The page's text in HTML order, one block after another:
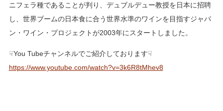
ニフェラ種であることが判り、デュブルデュー教授を日本に招聘
し、世界ブームの日本食に合う世界水準のワインを目指すジャパ
ン・ワイン・プロジェクトが2003年にスタートしました。
☟You Tubeチャンネルでご紹介しております☟
https://www.youtube.com/watch?v=3k6R8tMhev8